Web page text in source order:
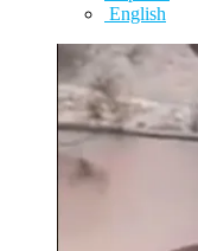
English